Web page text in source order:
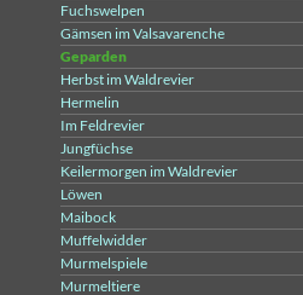
Fuchswelpen
Gämsen im Valsavarenche
Geparden
Herbst im Waldrevier
Hermelin
Im Feldrevier
Jungfüchse
Keilermorgen im Waldrevier
Löwen
Maibock
Muffelwidder
Murmelspiele
Murmeltiere